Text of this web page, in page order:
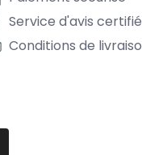
Service d'avis
Conditions de